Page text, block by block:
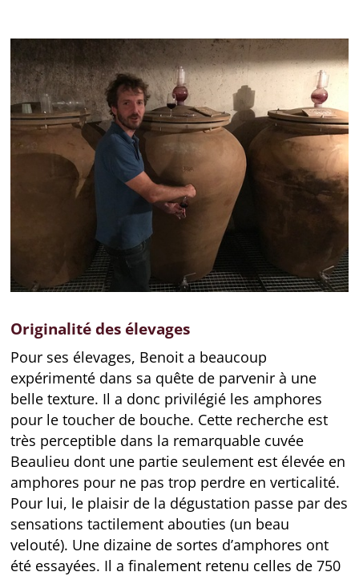
Originalité des élevages
Pour ses élevages, Benoit a beaucoup
expérimenté dans sa quête de parvenir à une
belle texture. Il a donc privilégié les amphores
pour le toucher de bouche. Cette recherche est
très perceptible dans la remarquable cuvée
Beaulieu dont une partie seulement est élevée en
amphores pour ne pas trop perdre en verticalité.
Pour lui, le plaisir de la dégustation passe par des
sensations tactilement abouties (un beau
velouté). Une dizaine de sortes d’amphores ont
été essayées. Il a finalement retenu celles de 750